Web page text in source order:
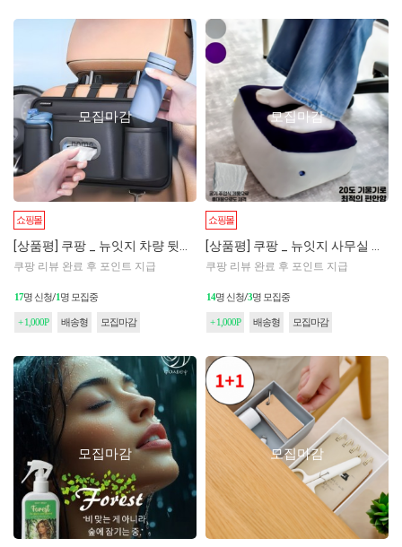
모집마감
쇼핑몰
쿠팡 리뷰 완료 후 포인트 지급
17명 신청/1명 모집중
+ 1,000P 배송형 모집마감
모집마감
쇼핑몰
쿠팡 리뷰 완료 후 포인트 지급
14명 신청/3명 모집중
+ 1,000P 배송형 모집마감
모집마감 모집마감